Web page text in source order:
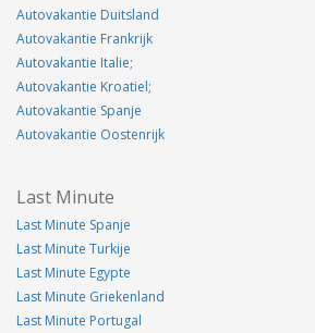
Autovakantie Duitsland
Autovakantie Frankrijk
Autovakantie Italie;
Autovakantie Kroatiel;
Autovakantie Spanje
Autovakantie Oostenrijk
Last Minute
Last Minute Spanje
Last Minute Turkije
Last Minute Egypte
Last Minute Griekenland
Last Minute Portugal